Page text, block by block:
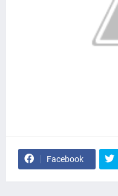
Facebook